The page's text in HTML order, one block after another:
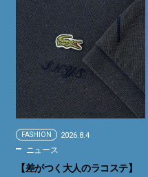
FASHION 2026.8.4
ニュース
【差がつく大人のラコステ】